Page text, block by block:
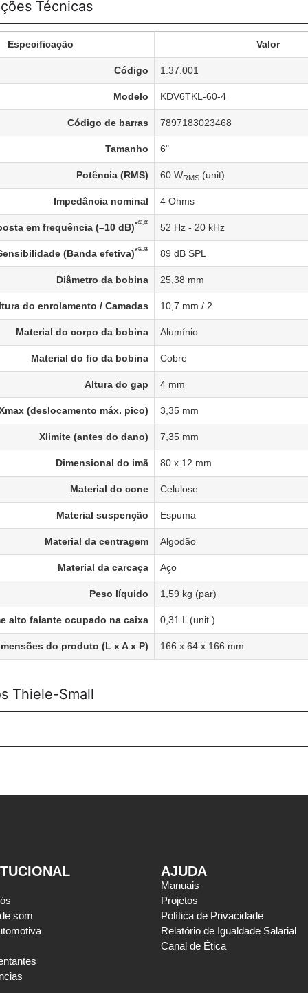
Técnicas
Especificação Valor
Código 1.37.001
Modelo KDV6TKL-60-4
Código de barras 7897183023468
Tamanho 6"
Potência (RMS) 60 WRMS (unit)
Impedância nominal 4 Ohms
em frequência (–10 dB)*①,② 52 Hz - 20 kHz
(Banda efetiva)*①,② 89 dB SPL
Diâmetro da bobina 25,38 mm
do enrolamento / Camadas 10,7 mm / 2
Material do corpo da bobina Alumínio
Material do fio da bobina Cobre
Altura do gap 4 mm
(deslocamento máx. pico) 3,35 mm
Xlimite (antes do dano) 7,35 mm
Dimensional do imã 80 x 12 mm
Material do cone Celulose
Material suspenção Espuma
Material da centragem Algodão
Material da carcaça Aço
Peso líquido 1,59 kg (par)
alto falante ocupado na caixa 0,31 L (unit.)
do produto (L x A x P) 166 x 64 x 166 mm
Thiele-Small
som
AJUDA
Manuais
Projetos
Política de Privacidade
Relatório de Igualdade Salarial
Canal de Ética